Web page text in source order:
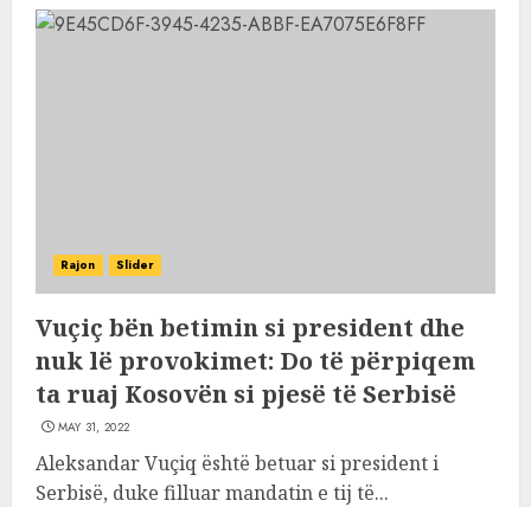
Rajon Slider
Vuçiç bën betimin si president dhe
nuk lë provokimet: Do të përpiqem
ta ruaj Kosovën si pjesë të Serbisë
MAY 31, 2022
Aleksandar Vuçiq është betuar si president i
Serbisë, duke filluar mandatin e tij të...